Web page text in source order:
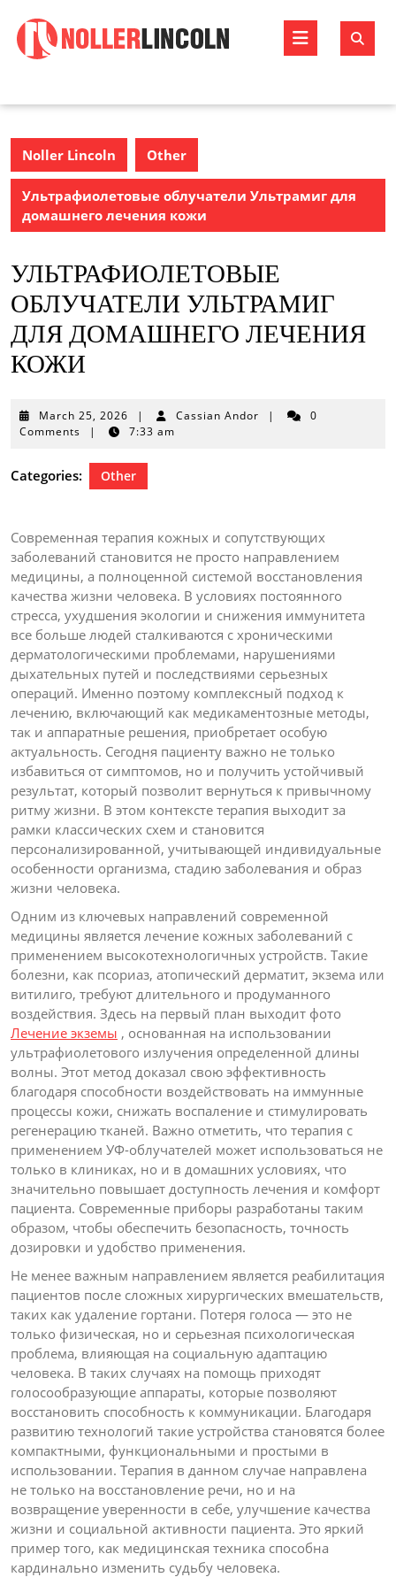
content
Open
Noller Lincoln Other
Ультрафиолетовые облучатели Ультрамиг для
домашнего лечения кожи
УЛЬТРАФИОЛЕТОВЫЕ
ОБЛУЧАТЕЛИ УЛЬТРАМИГ
ДЛЯ ДОМАШНЕГО ЛЕЧЕНИЯ
КОЖИ
March 25, 2026 March
25,
| Cassian Andor |
0
Comments
| 7:33 am
Categories: Other
Современная терапия кожных и сопутствующих
заболеваний становится не просто направлением
медицины, а полноценной системой восстановления
качества жизни человека. В условиях постоянного
стресса, ухудшения экологии и снижения иммунитета
все больше людей сталкиваются с хроническими
дерматологическими проблемами, нарушениями
дыхательных путей и последствиями серьезных
операций. Именно поэтому комплексный подход к
лечению, включающий как медикаментозные методы,
так и аппаратные решения, приобретает особую
актуальность. Сегодня пациенту важно не только
избавиться от симптомов, но и получить устойчивый
результат, который позволит вернуться к привычному
ритму жизни. В этом контексте терапия выходит за
рамки классических схем и становится
персонализированной, учитывающей индивидуальные
особенности организма, стадию заболевания и образ
жизни человека.
Одним из ключевых направлений современной
медицины является лечение кожных заболеваний с
применением высокотехнологичных устройств. Такие
болезни, как псориаз, атопический дерматит, экзема или
витилиго, требуют длительного и продуманного
воздействия. Здесь на первый план выходит фото
Лечение экземы , основанная на использовании
ультрафиолетового излучения определенной длины
волны. Этот метод доказал свою эффективность
благодаря способности воздействовать на иммунные
процессы кожи, снижать воспаление и стимулировать
регенерацию тканей. Важно отметить, что терапия с
применением УФ-облучателей может использоваться не
только в клиниках, но и в домашних условиях, что
значительно повышает доступность лечения и комфорт
пациента. Современные приборы разработаны таким
образом, чтобы обеспечить безопасность, точность
дозировки и удобство применения.
Не менее важным направлением является реабилитация
пациентов после сложных хирургических вмешательств,
таких как удаление гортани. Потеря голоса — это не
только физическая, но и серьезная психологическая
проблема, влияющая на социальную адаптацию
человека. В таких случаях на помощь приходят
голосообразующие аппараты, которые позволяют
восстановить способность к коммуникации. Благодаря
развитию технологий такие устройства становятся более
компактными, функциональными и простыми в
использовании. Терапия в данном случае направлена
не только на восстановление речи, но и на
возвращение уверенности в себе, улучшение качества
жизни и социальной активности пациента. Это яркий
пример того, как медицинская техника способна
кардинально изменить судьбу человека.